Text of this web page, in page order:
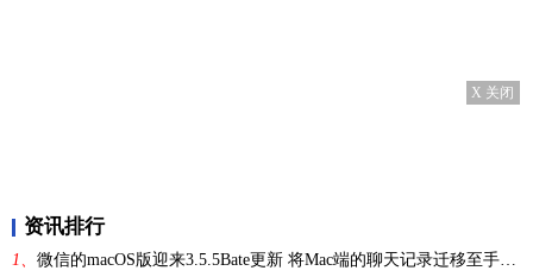
X 关闭
资讯排行
1、 微信的macOS版迎来3.5.5Bate更新 将Mac端的聊天记录迁移至手机端